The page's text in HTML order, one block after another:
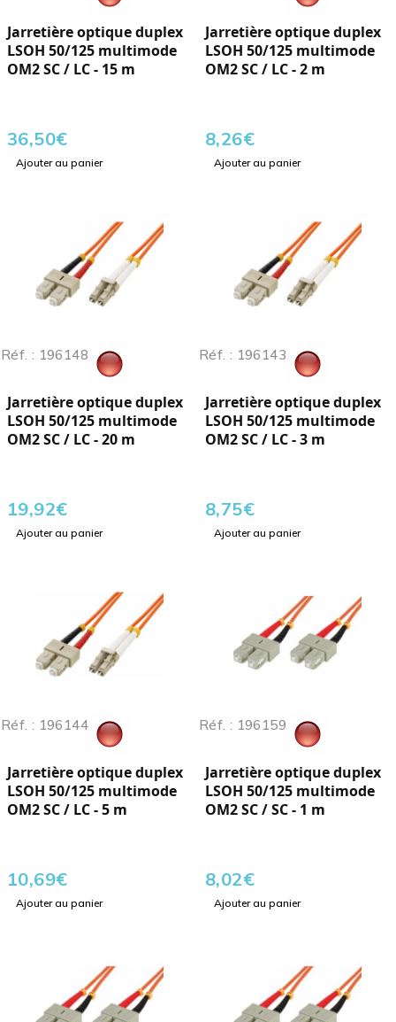
Jarretière optique duplex
LSOH 50/125 multimode
OM2 SC / LC - 15 m
36,50€
Ajouter au panier
Jarretière optique duplex
LSOH 50/125 multimode
OM2 SC / LC - 2 m
8,26€
Ajouter au panier
Réf. : 196148
Jarretière optique duplex
LSOH 50/125 multimode
OM2 SC / LC - 20 m
19,92€
Ajouter au panier
Réf. : 196143
Jarretière optique duplex
LSOH 50/125 multimode
OM2 SC / LC - 3 m
8,75€
Ajouter au panier
Réf. : 196144
Jarretière optique duplex
LSOH 50/125 multimode
OM2 SC / LC - 5 m
10,69€
Ajouter au panier
Réf. : 196159
Jarretière optique duplex
LSOH 50/125 multimode
OM2 SC / SC - 1 m
8,02€
Ajouter au panier